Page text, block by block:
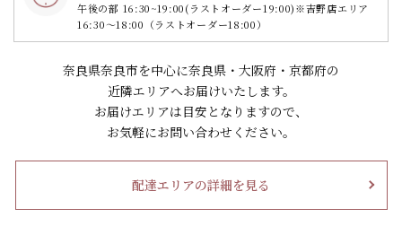
午後の部 16:30~19:00(ラストオーダー19:00)※吉野店エリア
16:30～18:00（ラストオーダー18:00）
奈良県奈良市を中心に奈良県・大阪府・京都府の
近隣エリアへお届けいたします。
お届けエリアは目安となりますので、
お気軽にお問い合わせください。
配達エリアの詳細を見る